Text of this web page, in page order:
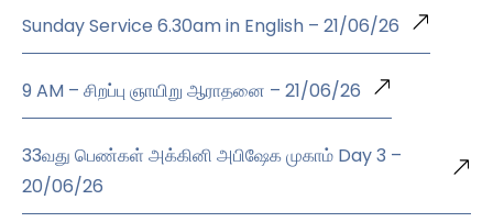
Sunday Service 6.30am in English – 21/06/26
9 AM – சிறப்பு ஞாயிறு ஆராதனை – 21/06/26
33வது பெண்கள் அக்கினி அபிஷேக முகாம் Day 3 –
20/06/26